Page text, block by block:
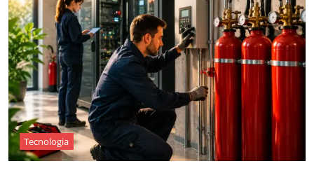
Tecnologia